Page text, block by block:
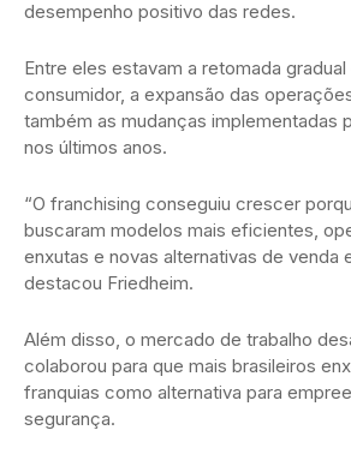
desempenho positivo das redes.
Entre eles estavam a retomada
consumidor, a expansão das
também as mudanças implementadas
nos últimos anos.
“O franchising conseguiu crescer
buscaram modelos mais eficientes,
enxutas e novas alternativas de venda
destacou Friedheim.
Além disso, o mercado de trabalho
colaborou para que mais brasileiros
franquias como alternativa para
segurança.